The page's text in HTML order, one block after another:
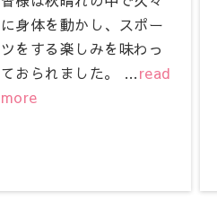
に身体を動かし、スポー
ツをする楽しみを味わっ
ておられました。 …read
more